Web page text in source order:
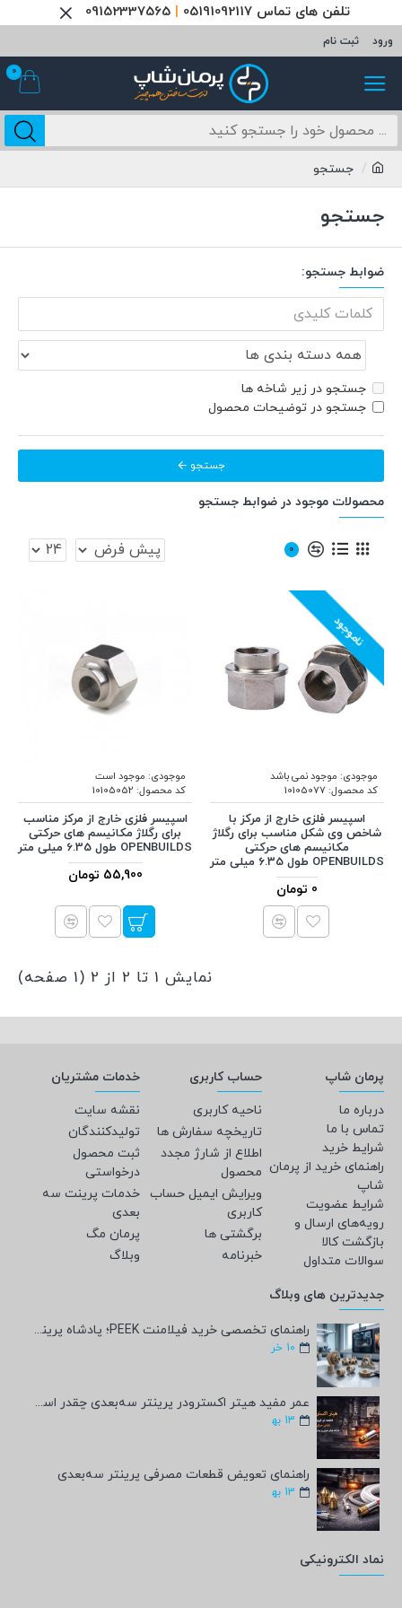
تلفن های تماس 05191092117 09152337565
ورود ثبت نام
0
جستجو
جستجو
ضوابط جستجو:
جستجو در زیر شاخه ها
جستجو در توضیحات محصول
جستجو
محصولات موجود در ضوابط جستجو
0
ناموجود
موجودی: موجود نمی باشد
کد محصول:10105077
اسپیسر فلزی خارج از مرکز با
شاخص وی شکل مناسب برای رگلاژ
مکانیسم های حرکتی
OPENBUILDS طول 6.35 میلی متر
0 تومان
موجودی: موجود است
کد محصول: 10105052
اسپیسر فلزی خارج از مرکز مناسب
برای رگلاژ مکانیسم های حرکتی
OPENBUILDS طول 6.35 میلی متر
55,900 تومان
نمایش 1 تا 2 از 2 (1 صفحه)
پرمان شاپ
درباره ما
تماس با ما
شرایط خرید
راهنمای خرید از پرمان
شاپ
شرایط عضویت
رویه‌های ارسال و
بازگشت کالا
سوالات متداول
حساب کاربری
ناحیه کاربری
تاریخچه سفارش ها
اطلاع از شارژ مجدد
محصول
ویرایش ایمیل حساب
کاربری
برگشتی ها
خبرنامه
خدمات مشتریان
نقشه سایت
تولیدکنندگان
ثبت محصول
درخواستی
خدمات پرینت سه
بعدی
پرمان مگ
وبلاگ
جدیدترین های وبلاگ
راهنمای تخصصی خرید فیلامنت PEEK؛ پادشاه پرینت سه‌بعدی صنعتی و پزشکی + مشخصات فنی
10 خر
عمر مفید هیتر اکسترودر پرینتر سه‌بعدی چقدر است؟
13 به‍
راهنمای تعویض قطعات مصرفی پرینتر سه‌بعدی
13 به‍
نماد الکترونیکی